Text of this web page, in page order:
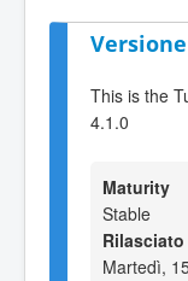
Versione
This is the
4.1.0
Maturity
Stable
Martedì,